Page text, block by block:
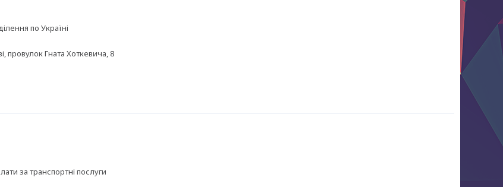
по Україні
провулок Гната Хоткевича, 8
за транспортні послуги